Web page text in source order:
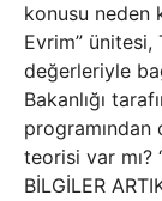
konusu neden
Evrim” ünitesi,
değerleriyle
Bakanlığı
programından
teorisi var mı?
BİLGİLER